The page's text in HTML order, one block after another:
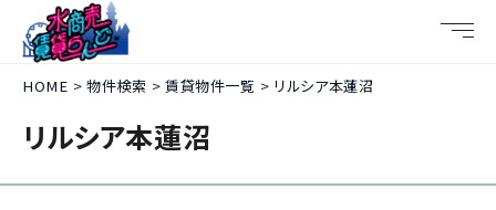
HOME 物件検索 賃貸物件一覧 リルシア本蓮沼
リルシア本蓮沼